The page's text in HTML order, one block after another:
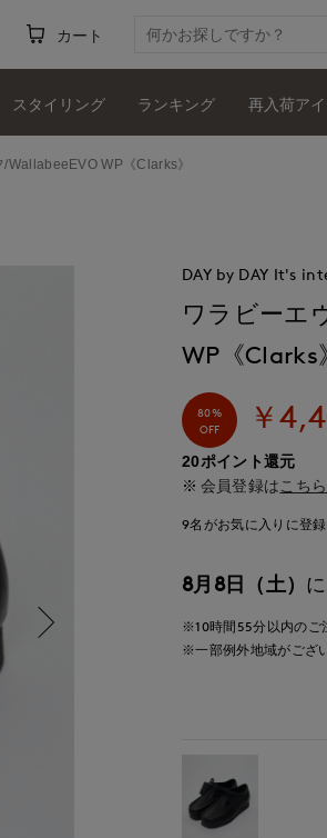
カート
スタイリング ランキング 再入荷ア
WallabeeEVO WP《Clarks》
DAY by DAY It's
ワラビーエ
WP《Clarks
80%
OFF
￥
20ポイント還元
会員登録は こちら
9名がお気に入りに登
8月8日（土）
※10時間 55分以内のご
※一部例外地域がござ